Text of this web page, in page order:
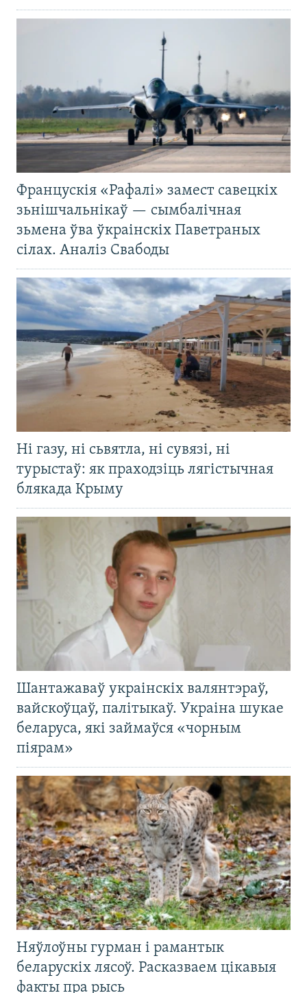
Францускія «Рафалі» замест савецкіх
зьнішчальнікаў — сымбалічная
зьмена ўва ўкраінскіх Паветраных
сілах. Аналіз Свабоды
Ні газу, ні сьвятла, ні сувязі, ні
турыстаў: як праходзіць лягістычная
блякада Крыму
Шантажаваў украінскіх валянтэраў,
вайскоўцаў, палітыкаў. Украіна шукае
беларуса, які займаўся «чорным
піярам»
Няўлоўны гурман і рамантык
беларускіх лясоў. Расказваем цікавыя
факты пра рысь